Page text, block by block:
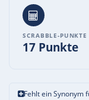
SCRABBLE-PUNKTE
17 Punkte
Fehlt ein Synonym